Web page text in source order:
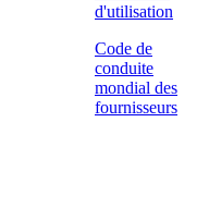
d'utilisation
Code de
conduite
mondial des
fournisseurs